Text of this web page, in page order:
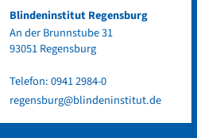
Blindeninstitut Regensburg
An der Brunnstube 31
93051 Regensburg
Telefon:0941 2984-0
regensburg@blindeninstitut.de